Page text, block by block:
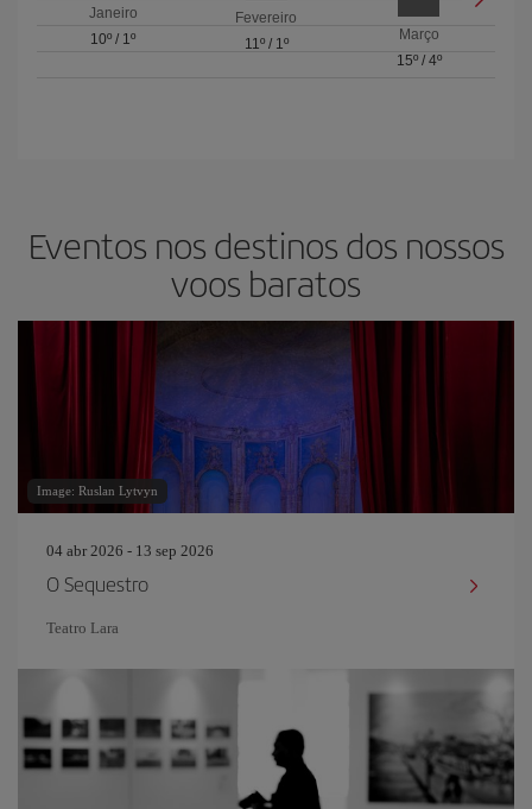
Janeiro
10º / 1º
Fevereiro
11º/ 1º
Março
15º/ 4º
Eventos nos destinos dos nossos
voos baratos
Image: Ruslan Lytvyn
04 abr 2026 - 13 sep 2026
O Sequestro
Teatro Lara